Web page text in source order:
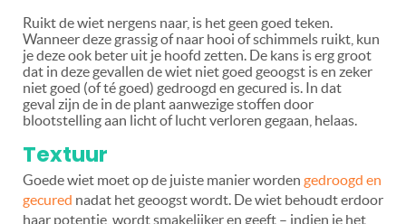
Ruikt de wiet nergens naar, is het geen goed teken.
Wanneer deze grassig of naar hooi of schimmels ruikt, kun
je deze ook beter uit je hoofd zetten. De kans is erg groot
dat in deze gevallen de wiet niet goed geoogst is en zeker
niet goed (of té goed) gedroogd en gecured is. In dat
geval zijn de in de plant aanwezige stoffen door
blootstelling aan licht of lucht verloren gegaan, helaas.
Textuur
Goede wiet moet op de juiste manier worden gedroogd en
gecured nadat het geoogst wordt. De wiet behoudt erdoor
haar potentie, wordt smakelijker en geeft – indien je het